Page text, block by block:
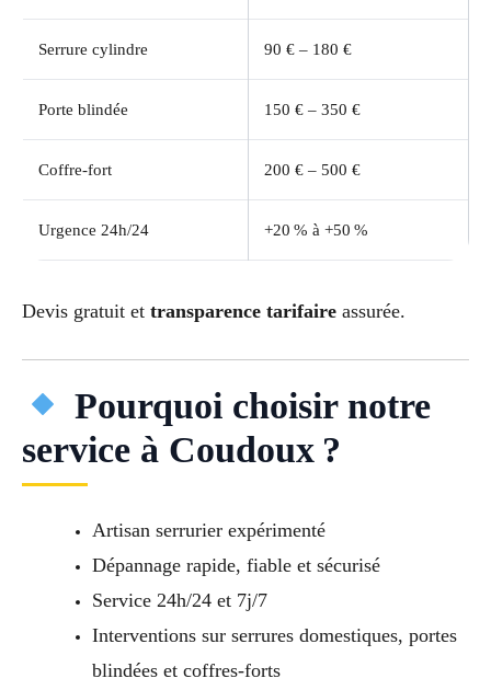
Serrure cylindre 90 € – 180 €
Porte blindée 150 € – 350 €
Coffre-fort 200 € – 500 €
Urgence 24h/24 +20 % à +50 %
Devis gratuit et transparence tarifaire assurée.
Pourquoi choisir notre
service à Coudoux ?
Artisan serrurier expérimenté
Dépannage rapide, fiable et sécurisé
Service 24h/24 et 7j/7
Interventions sur serrures domestiques, portes
blindées et coffres-forts